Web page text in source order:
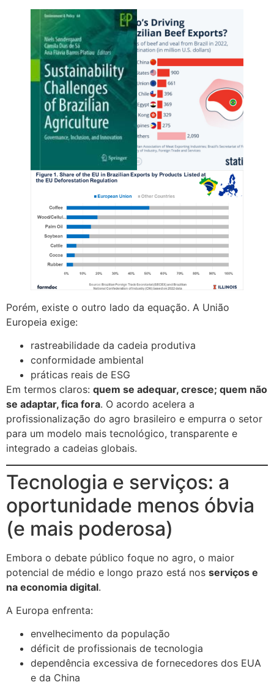
Porém, existe o outro lado da equação. A União
Europeia exige:
rastreabilidade da cadeia produtiva
conformidade ambiental
práticas reais de ESG
Em termos claros: quem se adequar, cresce; quem não
se adaptar, fica fora. O acordo acelera a
profissionalização do agro brasileiro e empurra o setor
para um modelo mais tecnológico, transparente e
integrado a cadeias globais.
Tecnologia e serviços: a
oportunidade menos óbvia
(e mais poderosa)
Embora o debate público foque no agro, o maior
potencial de médio e longo prazo está nos serviços e
na economia digital.
A Europa enfrenta:
envelhecimento da população
déficit de profissionais de tecnologia
dependência excessiva de fornecedores dos EUA
e da China